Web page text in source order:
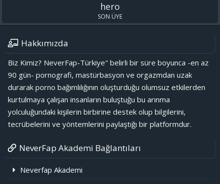
hero
SON ÜYE
Hakkımızda
Biz Kimiz? NeverFap-Türkiye" belirli bir süre boyunca -en az
90 gün- pornografi, mastürbasyon ve orgazmdan uzak
durarak porno bağımlılığının oluşturduğu olumsuz etkilerden
kurtulmaya çalışan insanların buluştuğu bu arınma
yolculuğundaki kişilerin birbirine destek olup bilgilerini,
tecrübelerini ve yöntemlerini paylaştığı bir platformdur.
NeverFap Akademi Bağlantıları
Neverfap Akademi